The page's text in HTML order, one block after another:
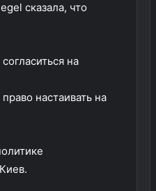
сказала, что
на
настаивать на